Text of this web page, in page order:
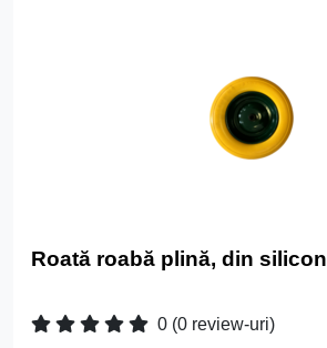
Roată roabă plină, din silicon
0 (0 review-uri)